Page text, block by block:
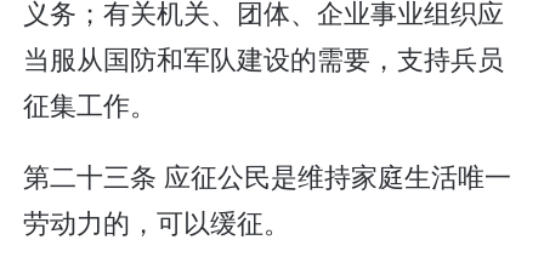
义务；有关机关、团体、企业事业组织应
当服从国防和军队建设的需要，支持兵员
征集工作。
第二十三条 应征公民是维持家庭生活唯一
劳动力的，可以缓征。